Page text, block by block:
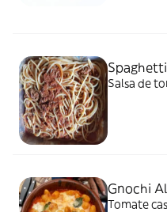
Salsa de
Gnochi
Tomate